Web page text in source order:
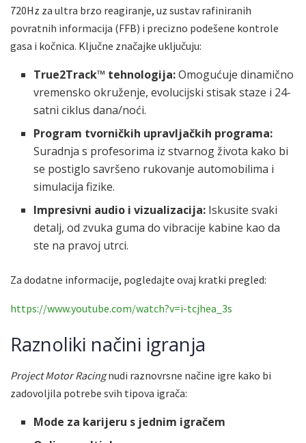
720Hz za ultra brzo reagiranje, uz sustav rafiniranih
povratnih informacija (FFB) i precizno podešene kontrole
gasa i kočnica. Ključne značajke uključuju:
True2Track™ tehnologija:Omogućuje dinamično
vremensko okruženje, evolucijski stisak staze i 24-
satni ciklus dana/noći.
Program tvorničkih upravljačkih programa:
Suradnja s profesorima iz stvarnog života kako bi
se postiglo savršeno rukovanje automobilima i
simulacija fizike.
Impresivni audio i vizualizacija: Iskusite svaki
detalj, od zvuka guma do vibracije kabine kao da
ste na pravoj utrci.
Za dodatne informacije, pogledajte ovaj kratki pregled:
https://www.youtube.com/watch?v=i-tcjhea_3s
Raznoliki načini igranja
Project Motor Racingnudi raznovrsne načine igre kako bi
zadovoljila potrebe svih tipova igrača:
Mode za karijeru s jednim igračem